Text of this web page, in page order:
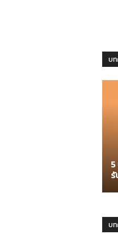
บ
บ